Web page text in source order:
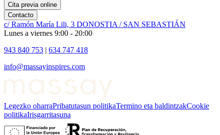
Cita previa online
Contacto
c/ Ramón María Lili, 3 DONOSTIA / SAN SEBASTIÁN
Lunes a viernes 9:00 - 20:00
943 840 753 | 634 747 418
info@massayinspires.com
Legezko oharraPribatutasun politikaTermino eta baldintzakCookie
politikaIrisgarritasuna